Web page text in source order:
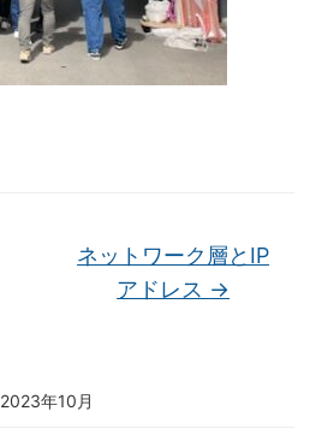
2023年10月
ネットワーク層とIP
アドレス →